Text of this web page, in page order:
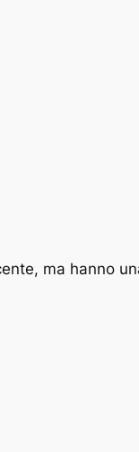
ma hanno